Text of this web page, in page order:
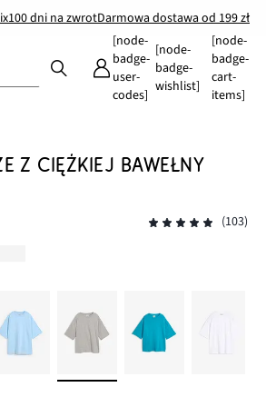
100 dni na zwrotDarmowa dostawa od 199 zł
[node-
badge-
user-
codes]
[node-
badge-
wishlist]
[node-
badge-
cart-
items]
Z CIĘŻKIEJ BAWEŁNY
(103)